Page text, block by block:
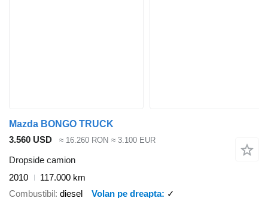
Mazda BONGO TRUCK
3.560 USD
≈ 16.260 RON ≈ 3.100 EUR
Dropside camion
2010
117.000 km
Combustibil diesel Volan pe dreapta ✓